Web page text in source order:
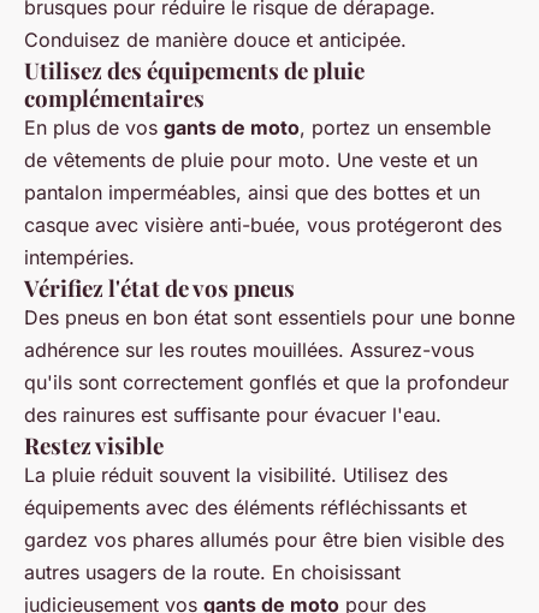
brusques pour réduire le risque de dérapage.
Conduisez de manière douce et anticipée.
Utilisez des équipements de pluie
complémentaires
En plus de vos gants de moto, portez un ensemble
de vêtements de pluie pour moto. Une veste et un
pantalon imperméables, ainsi que des bottes et un
casque avec visière anti-buée, vous protégeront des
intempéries.
Vérifiez l'état de vos pneus
Des pneus en bon état sont essentiels pour une bonne
adhérence sur les routes mouillées. Assurez-vous
qu'ils sont correctement gonflés et que la profondeur
des rainures est suffisante pour évacuer l'eau.
Restez visible
La pluie réduit souvent la visibilité. Utilisez des
équipements avec des éléments réfléchissants et
gardez vos phares allumés pour être bien visible des
autres usagers de la route. En choisissant
judicieusement vos gants de moto pour des